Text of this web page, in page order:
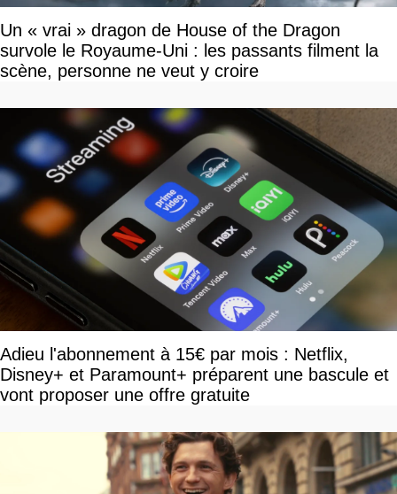
Un « vrai » dragon de House of the Dragon
survole le Royaume-Uni : les passants filment la
scène, personne ne veut y croire
Adieu l'abonnement à 15€ par mois : Netflix,
Disney+ et Paramount+ préparent une bascule et
vont proposer une offre gratuite